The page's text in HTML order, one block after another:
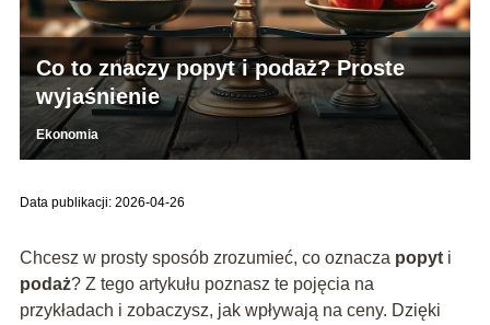
Co to znaczy popyt i podaż? Proste
wyjaśnienie
Ekonomia
Data publikacji: 2026-04-26
Chcesz w prosty sposób zrozumieć, co oznacza popyti
podaż? Z tego artykułu poznasz te pojęcia na
przykładach i zobaczysz, jak wpływają na ceny. Dzięki